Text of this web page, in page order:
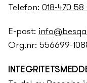
Telefon: 018-470 58
E-post:
Org.nr: 556699-